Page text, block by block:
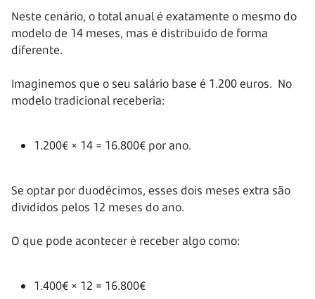
Neste cenário, o total anual é exatamente o mesmo do
modelo de 14 meses, mas é distribuído de forma
diferente.
Imaginemos que o seu salário base é 1.200 euros. No
modelo tradicional receberia:
1.200€ × 14 = 16.800€ por ano.
Se optar por duodécimos, esses dois meses extra são
divididos pelos 12 meses do ano.
O que pode acontecer é receber algo como:
1.400€ × 12 = 16.800€